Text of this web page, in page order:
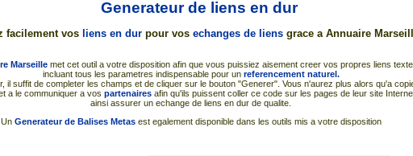
Generateur de liens en dur
facilement vos liens en dur pour vos echanges de liens grace a Annuaire
Marseillemet cet outil a votre disposition afin que vous puissiez aisement creer vos propres liens texte
incluant tous les parametres indispensable pour un referencement naturel.
il suffit de completer les champs et de cliquer sur le bouton "Generer". Vous n'aurez plus alors qu'a
a le communiquer a vos partenaires afin qu'ils puissent coller ce code sur les pages de leur site
ainsi assurer un echange de liens en dur de qualite.
Un Generateur de Balises Metasest egalement disponible dans les outils mis a votre disposition